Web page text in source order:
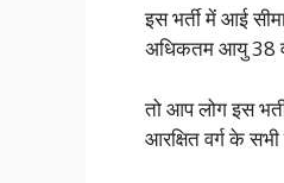
इस भर्ती में आई
अधिकतम आयु 38
तो आप लोग इस
आरक्षित वर्ग के